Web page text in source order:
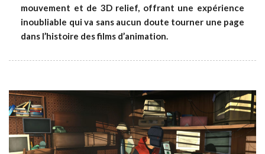
mouvement et de 3D relief, offrant une expérience
inoubliable qui va sans aucun doute tourner une page
dans l’histoire des films d’animation.